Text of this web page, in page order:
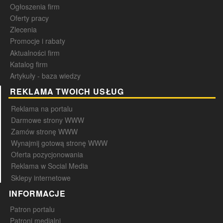
Ogłoszenia firm
Oferty pracy
Zlecenia
Promocje i rabaty
Aktualności firm
Katalog firm
Artykuły - baza wiedzy
REKLAMA TWOICH USŁUG
Reklama na portalu
Darmowe strony WWW
Zamów stronę WWW
Wynajmij gotową stronę WWW
Oferta pozycjonowania
Reklama w Social Media
Sklepy internetowe
INFORMACJE
Patron portalu
Patroni medialni